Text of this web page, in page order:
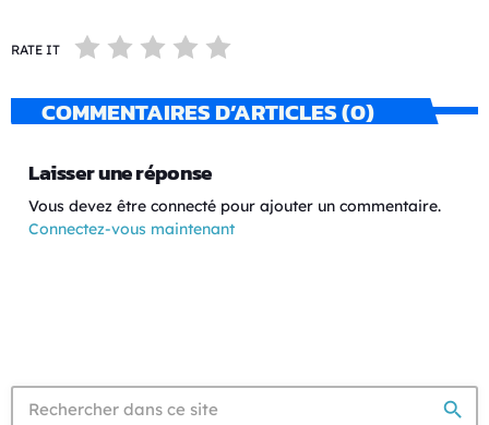
RATE IT
COMMENTAIRES D’ARTICLES (0)
Laisser une réponse
Vous devez être connecté pour ajouter un commentaire.
Connectez-vous maintenant
search